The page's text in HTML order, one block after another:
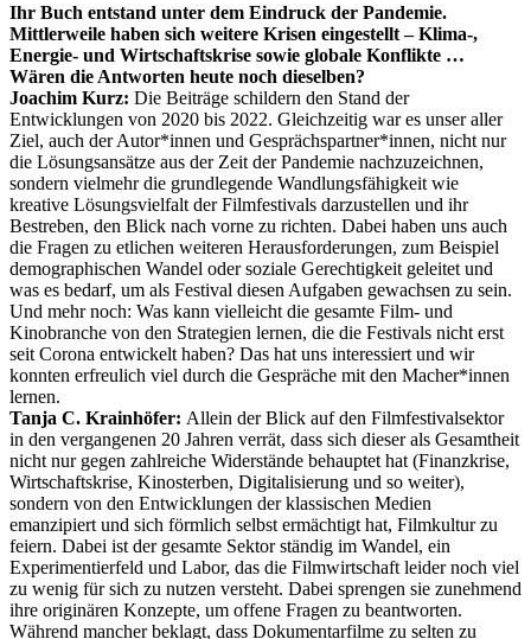
Ihr Buch entstand unter dem Eindruck der Pandemie.
Mittlerweile haben sich weitere Krisen eingestellt – Klima-,
Energie- und Wirtschaftskrise sowie globale Konflikte …
Wären die Antworten heute noch dieselben?
Joachim Kurz: Die Beiträge schildern den Stand der
Entwicklungen von 2020 bis 2022. Gleichzeitig war es unser aller
Ziel, auch der Autor*innen und Gesprächspartner*innen, nicht nur
die Lösungsansätze aus der Zeit der Pandemie nachzuzeichnen,
sondern vielmehr die grundlegende Wandlungsfähigkeit wie
kreative Lösungsvielfalt der Filmfestivals darzustellen und ihr
Bestreben, den Blick nach vorne zu richten. Dabei haben uns auch
die Fragen zu etlichen weiteren Herausforderungen, zum Beispiel
demographischen Wandel oder soziale Gerechtigkeit geleitet und
was es bedarf, um als Festival diesen Aufgaben gewachsen zu sein.
Und mehr noch: Was kann vielleicht die gesamte Film- und
Kinobranche von den Strategien lernen, die die Festivals nicht erst
seit Corona entwickelt haben? Das hat uns interessiert und wir
konnten erfreulich viel durch die Gespräche mit den Macher*innen
lernen.
Tanja C. Krainhöfer: Allein der Blick auf den Filmfestivalsektor
in den vergangenen 20 Jahren verrät, dass sich dieser als Gesamtheit
nicht nur gegen zahlreiche Widerstände behauptet hat (Finanzkrise,
Wirtschaftskrise, Kinosterben, Digitalisierung und so weiter),
sondern von den Entwicklungen der klassischen Medien
emanzipiert und sich förmlich selbst ermächtigt hat, Filmkultur zu
feiern. Dabei ist der gesamte Sektor ständig im Wandel, ein
Experimentierfeld und Labor, das die Filmwirtschaft leider noch viel
zu wenig für sich zu nutzen versteht. Dabei sprengen sie zunehmend
ihre originären Konzepte, um offene Fragen zu beantworten.
Während mancher beklagt, dass Dokumentarfilme zu selten zu